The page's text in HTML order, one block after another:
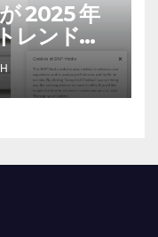
2025 年
レンドに |